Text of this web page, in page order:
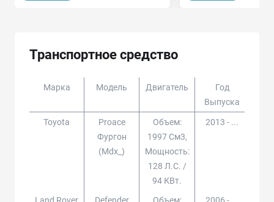
Транспортное средство
Марка Модель Двигатель
Год
Выпуска
Toyota
Proace
Фургон
(mdx_)
Объем:
1997 См3,
Мощность:
128 Л.с. /
94 КВт.
2013 - ...
Land Rover Defender Объем: 2006 - ...